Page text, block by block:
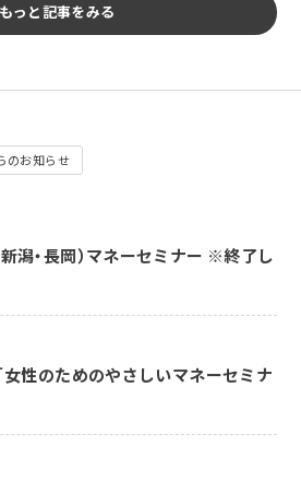
もっと記事をみる
のお知らせ
新潟・長岡）マネーセミナー ※終了し
女性のためのやさしいマネーセミナ